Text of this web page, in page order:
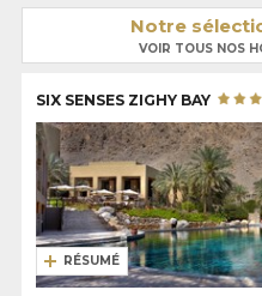
Notre
VOIR TOUS NOS
SIX SENSES ZIGHY BAY
RÉSUMÉ